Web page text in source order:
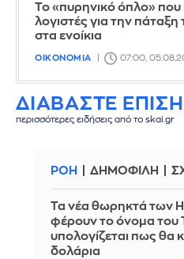
Το «πυρηνικό όπλο» που
λογιστές για την
στα ενοίκια
ΟΙΚΟΝΟΜΙΑ 07:00,
ΔΙΑΒΑΣΤΕ
περισσότερες ειδήσεις από το skai.gr
ΡΟΗ ΔΗΜΟΦΙΛΗ
Τα νέα θωρηκτά των
φέρουν το όνομα του
υπολογίζεται πως θα
δολάρια